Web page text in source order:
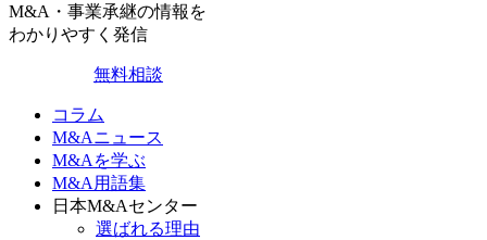
M&A・事業承継の情報を
わかりやすく発信
無料相談
コラム
M&Aニュース
M&Aを学ぶ
M&A用語集
日本M&Aセンター
選ばれる理由